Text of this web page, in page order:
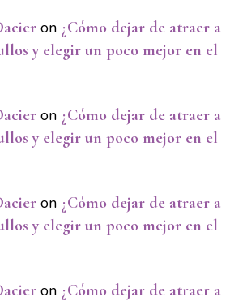
on ¿Cómo dejar de atraer a
y elegir un poco mejor en el
on ¿Cómo dejar de atraer a
y elegir un poco mejor en el
on ¿Cómo dejar de atraer a
y elegir un poco mejor en el
on ¿Cómo dejar de atraer a